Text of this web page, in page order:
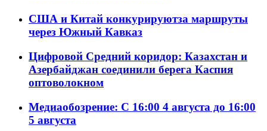
США и Китай конкурируютза маршруты
через Южный Кавказ
Цифровой Средний коридор: Казахстан и
Азербайджан соединили берега Каспия
оптоволокном
Медиаобозрение: С 16:00 4 августа до 16:00
5 августа